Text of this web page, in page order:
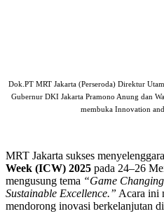
Dok.PT MRT Jakarta (Perseroda) Direktur
Gubernur DKI Jakarta Pramono Anung dan
membuka Innovation
MRT Jakarta sukses
Week (ICW) 2025 pada 24–26
mengusung tema “Game
Sustainable Excellence.” Acara ini
mendorong inovasi berkelanjutan